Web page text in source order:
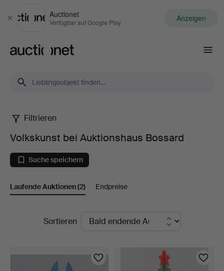
Schließen
Auctionet
Verfügbar auf Google Play Anzeigen
Volkskunst
bei
Auktionshaus
Bossard
Filtrieren
Volkskunst bei Auktionshaus Bossard
Suche speichern
Laufende Auktionen(2) Endpreise
LaufendeSortieren